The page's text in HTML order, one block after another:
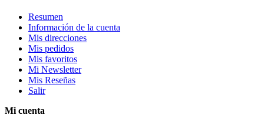
Resumen
Información de la cuenta
Mis direcciones
Mis pedidos
Mis favoritos
Mi Newsletter
Mis Reseñas
Salir
Mi cuenta